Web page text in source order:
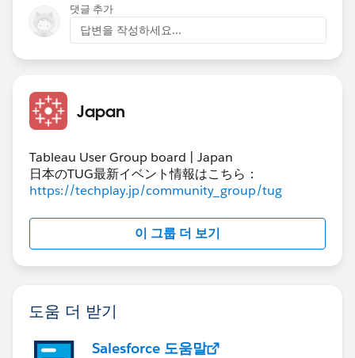
댓글 추가
답변을 작성하세요...
Japan
Tableau User Group board | Japan
日本のTUG最新イベント情報はこちら：
https://techplay.jp/community_group/tug
이 그룹 더 보기
도움 더 받기
Salesforce 도움말